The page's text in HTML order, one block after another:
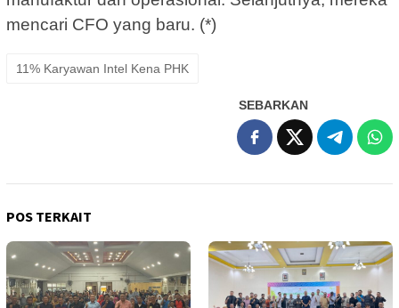
mencari CFO yang baru. (*)
11% Karyawan Intel Kena PHK
SEBARKAN
POS TERKAIT